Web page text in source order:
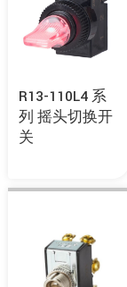
R13-110L4 系
列 摇头切换开
关